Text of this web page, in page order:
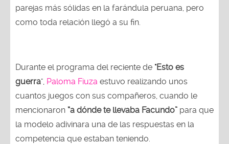
parejas más sólidas en la farándula peruana, pero
como toda relación llegó a su fin.
Durante el programa del reciente de "Esto es
guerra", Paloma Fiuza estuvo realizando unos
cuantos juegos con sus compañeros, cuando le
mencionaron “a dónde te llevaba Facundo” para que
la modelo adivinara una de las respuestas en la
competencia que estaban teniendo.